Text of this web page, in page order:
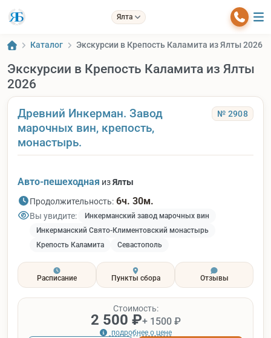
Ялта
Каталог Экскурсии в Крепость Каламита из Ялты 2026
Экскурсии в Крепость Каламита из Ялты
2026
Древний Инкерман. Завод
марочных вин, крепость,
монастырь.
№ 2908
Авто-пешеходная изЯлты
Продолжительность: 6ч. 30м.
Вы увидите:
Инкерманский завод марочных вин
Инкерманский Свято-Климентовский монастырь
Крепость Каламита
Севастополь
Расписание Пункты сбора Отзывы
Стоимость:
2 500 ₽+ 1500 ₽
подробнее о цене